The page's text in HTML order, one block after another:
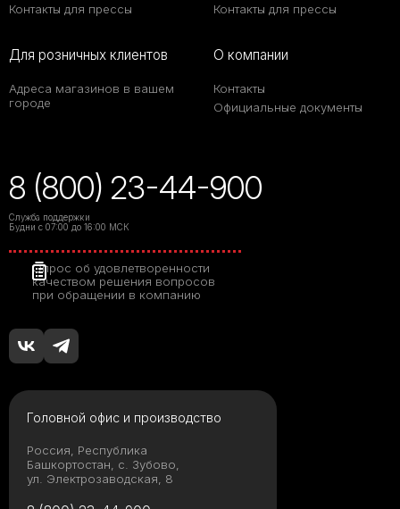
Контакты для прессы
Контакты для прессы
Для розничных клиентов
Адреса магазинов в вашем
городе
О компании
Контакты
Официальные документы
8 (800) 23-44-900
Служба поддержки
Будни с 07:00 до 16:00 МСК
Опрос об удовлетворенности
качеством решения вопросов
при обращении в компанию
Головной офис и производство
Россия, Республика
Башкортостан, с. Зубово,
ул. Электрозаводская, 8